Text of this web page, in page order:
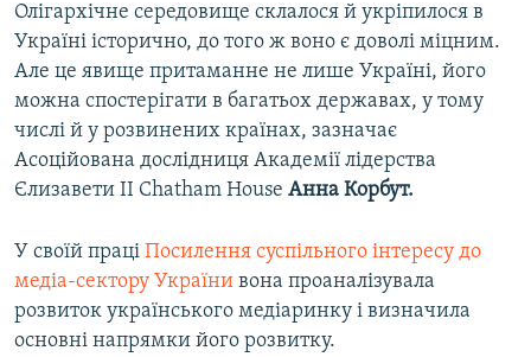
Олігархічне середовище склалося й укріпилося в
Україні історично, до того ж воно є доволі міцним.
Але це явище притаманне не лише Україні, його
можна спостерігати в багатьох державах, у тому
числі й у розвинених країнах, зазначає
Асоційована дослідниця Академії лідерства
Єлизавети ІІ Chatham House Анна Корбут.
У своїй праці Посилення суспільного інтересу до
медіа-сектору України вона проаналізувала
розвиток українського медіаринку і визначила
основні напрямки його розвитку.